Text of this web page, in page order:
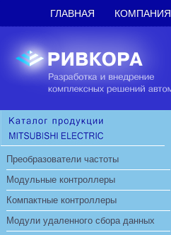
ГЛАВНАЯ КОМПАНИЯ
Преобразователи частоты
Модульные контроллеры
Компактные контроллеры
Модули удаленного сбора данных